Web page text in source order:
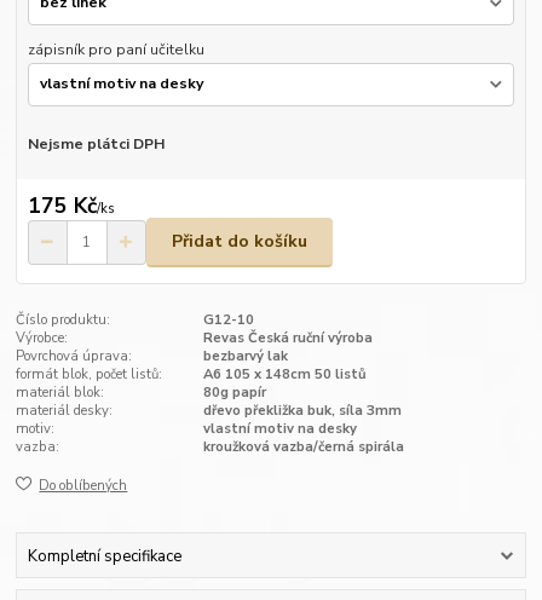
zápisník pro paní učitelku
Nejsme plátci DPH
175 Kč/ks
Přidat do košíku
Číslo produktu:
G12-10
Výrobce:
Revas Česká ruční výroba
Povrchová úprava:
bezbarvý lak
formát blok, počet listů:
A6 105 x 148cm 50 listů
materiál blok:
80g papír
materiál desky:
dřevo překližka buk, síla 3mm
motiv:
vlastní motiv na desky
vazba:
kroužková vazba/černá spirála
Do oblíbených
Kompletní specifikace